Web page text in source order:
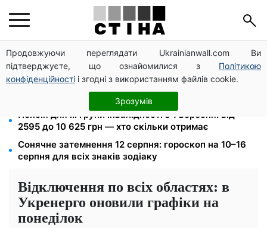
Продовжуючи переглядати Ukrainianwall.com Ви
підтверджуєте, що ознайомилися з Політикою
конфіденційності і згодні з використанням файлів cookie.
Зрозумів
125 грн за куб води: закон №4777 запустив подвійне
подорожчання тарифів у регіонах
26 000 підписів — Зеленський доручив РНБО
позбавляти водіїв прав за систематичні порушення
Пенсія для III групи інвалідності з 1 вересня: від
2595 до 10 625 грн — хто скільки отримає
Сонячне затемнення 12 серпня: гороскоп на 10–16
серпня для всіх знаків зодіаку
Відключення по всіх областях: в
Укренерго оновили графіки на
понеділок